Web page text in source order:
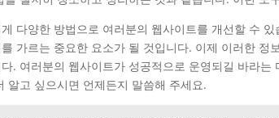
다양한 방법으로 여러분의 웹사이트를 개선할 수
가르는 중요한 요소가 될 것입니다. 이제 이러한
. 여러분의 웹사이트가 성공적으로 운영되길 바라
알고 싶으시면 언제든지 말씀해 주세요.